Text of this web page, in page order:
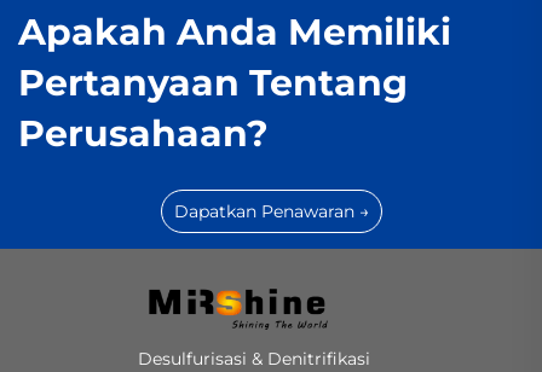
Apakah Anda Memiliki
Pertanyaan Tentang
Perusahaan?
Dapatkan Penawaran →
Desulfurisasi & Denitrifikasi